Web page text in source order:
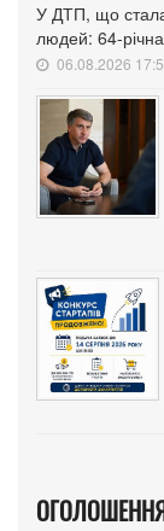
У ДТП, що
людей: 64-
06.08.2026